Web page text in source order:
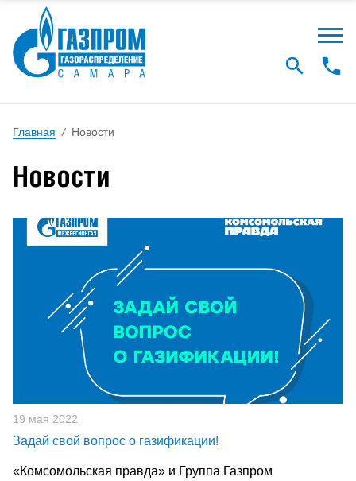
Главная / Новости
Новости
19 мая 2022
Задай свой вопрос о газификации!
«Комсомольская правда» и Группа Газпром